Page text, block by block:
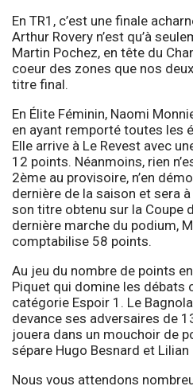
En TR1, c’est une finale
Arthur Rovery n’est qu’à
Martin Pochez, en tête du
coeur des zones que nos
titre final.
En Élite Féminin, Naomi
en ayant remporté toutes les
Elle arrive à Le Revest avec
12 points. Néanmoins, rien
2ème au provisoire, n’en
dernière de la saison et sera
son titre obtenu sur la Coupe
dernière marche du podium,
comptabilise 58 points.
Au jeu du nombre de points
Piquet qui domine les débats
catégorie Espoir 1. Le
devance ses adversaires de
jouera dans un mouchoir de
sépare Hugo Besnard et Lilian
Nous vous attendons